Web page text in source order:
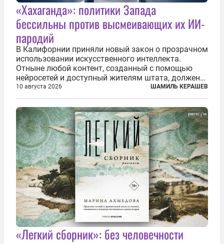
«Хахаганда»: политики Запада
бессильны против высмеивающих их ИИ-
пародий
В Калифорнии приняли новый закон о прозрачном
использовании искусственного интеллекта.
Отныне любой контент, созданный с помощью
нейросетей и доступный жителям штата, должен
получать обязательную цифровую маркировку.
Речь идёт не просто о логотипе Sora или
Midjourney где-нибудь в углу, а о жёстком...
10 августа 2026 ШАМИЛЬ КЕРАШЕВ
«Легкий сборник»: без человечности